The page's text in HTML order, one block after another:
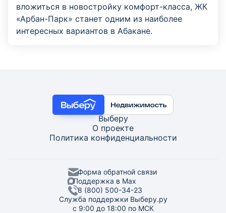
вложиться в новостройку комфорт-класса, ЖК
«Арбан-Парк» станет одним из наиболее
интересных вариантов в Абакане.
Выберу
О проекте
Политика конфиденциальности
Форма обратной связи
Поддержка в Max
8 (800) 500-34-23
Служба поддержки Выберу.ру
с 9:00 до 18:00 по МСК